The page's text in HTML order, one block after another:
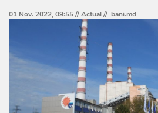
01 Nov. 2022, 09:55 //Actual// bani.md